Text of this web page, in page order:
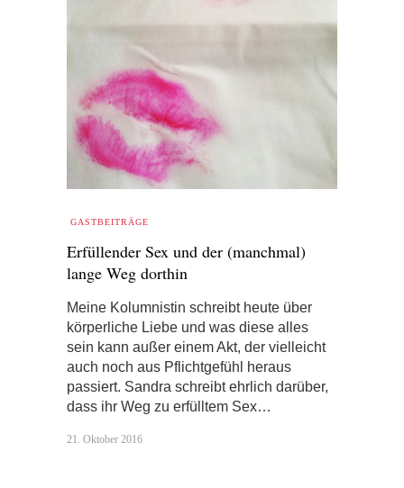
GASTBEITRÄGE
Erfüllender Sex und der (manchmal)
lange Weg dorthin
Meine Kolumnistin schreibt heute über
körperliche Liebe und was diese alles
sein kann außer einem Akt, der vielleicht
auch noch aus Pflichtgefühl heraus
passiert. Sandra schreibt ehrlich darüber,
dass ihr Weg zu erfülltem Sex…
21. Oktober 2016